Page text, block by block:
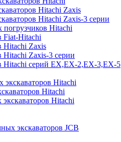
Hitachi Zaxis
Hitachi Zaxis-3 серии
Hitachi
Fiat-Hitachi
Hitachi Zaxis
Hitachi Zaxis-3 серии
Hitachi серий EX,EX-2,EX-3,EX-5
экскаваторов Hitachi
Hitachi
экскаваторов Hitachi
экскаваторов JCB